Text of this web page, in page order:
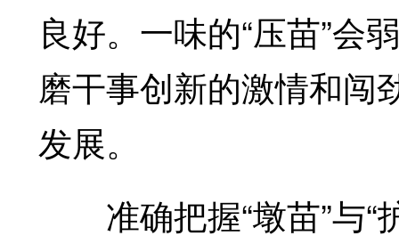
良好。一味的“压苗”会
磨干事创新的激情和闯
发展。
准确把握“墩苗”与“